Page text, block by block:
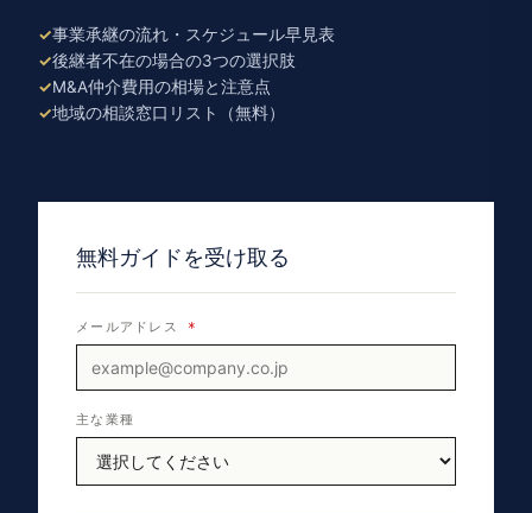
事業承継の流れ・スケジュール早見表
後継者不在の場合の3つの選択肢
M&A仲介費用の相場と注意点
地域の相談窓口リスト（無料）
無料ガイドを受け取る
メールアドレス *
主な業種